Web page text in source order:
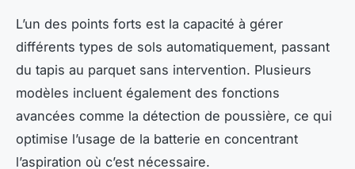
L’un des points forts est la capacité à gérer
différents types de sols automatiquement, passant
du tapis au parquet sans intervention. Plusieurs
modèles incluent également des fonctions
avancées comme la détection de poussière, ce qui
optimise l’usage de la batterie en concentrant
l’aspiration où c’est nécessaire.